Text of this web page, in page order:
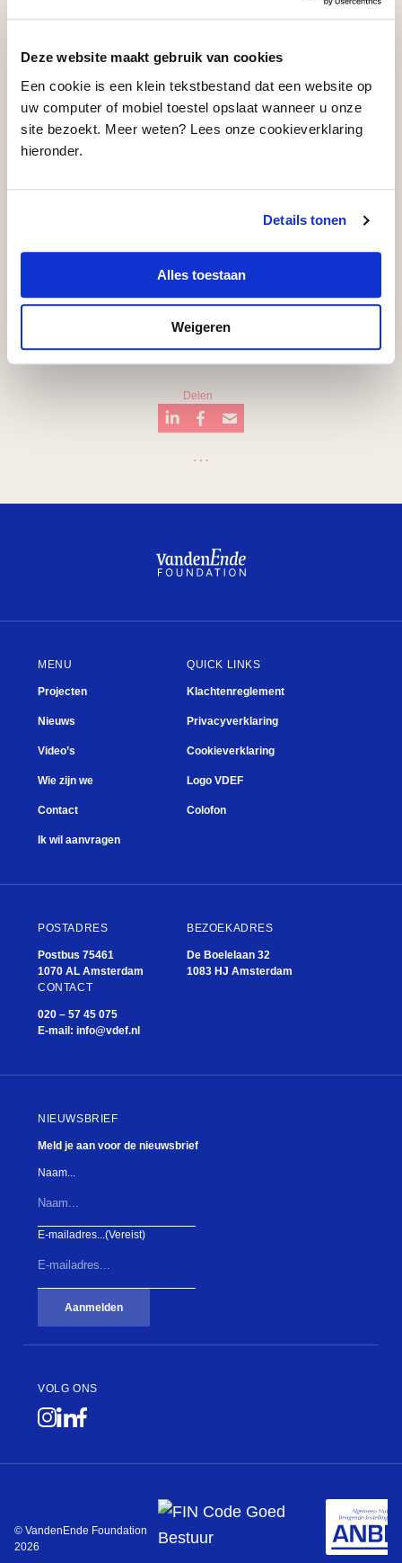
Deze website maakt gebruik van cookies
Een cookie is een klein tekstbestand dat een website op
uw computer of mobiel toestel opslaat wanneer u onze
site bezoekt. Meer weten? Lees onze cookieverklaring
hieronder.
Details tonen
Alles toestaan
Weigeren
Universiteit van Amsterdam. Met haar brede,
als de praktijk van de wereld van de musical goed,
een veelbelovende combinatie. Wij hopen dat zij
kan bijdragen aan het enthousiasmeren van een
nieuwe generatie studenten voor het musicalvak, en
nieuwe verhalen en vormen’, aldus Joop van den
Ende, voorzitter VandenEnde Foundation.
meer over de Leerstoel.
Leeshierhet interview met Millie Taylor in Het
Delen
…
MENU
Projecten
Nieuws
Video’s
Wie zijn we
Contact
Ik wil aanvragen
QUICK LINKS
Klachtenreglement
Privacyverklaring
Cookieverklaring
Logo VDEF
Colofon
POSTADRES
Postbus 75461
1070 AL Amsterdam
BEZOEKADRES
De Boelelaan 32
1083 HJ Amsterdam
CONTACT
020 – 57 45 075
E-mail: info@vdef.nl
NIEUWSBRIEF
Meld je aan voor de nieuwsbrief
Naam...
E-mailadres...(Vereist)
Aanmelden
VOLG ONS
© VandenEnde Foundation
2026